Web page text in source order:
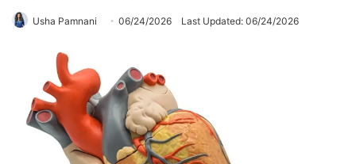
Usha Pamnani 06/24/2026 Last Updated: 06/24/2026